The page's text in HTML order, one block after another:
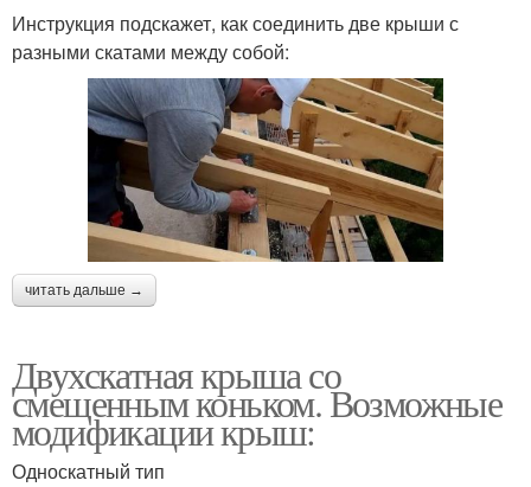
Инструкция подскажет, как соединить две крыши с
разными скатами между собой:
читать дальше →
Двухскатная крыша со
смещенным коньком. Возможные
модификации крыш:
Односкатный тип